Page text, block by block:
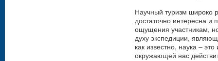
Научный туризм широко
достаточно интересна и
ощущения участникам,
духу экспедиции,
как известно, наука –
окружающей нас